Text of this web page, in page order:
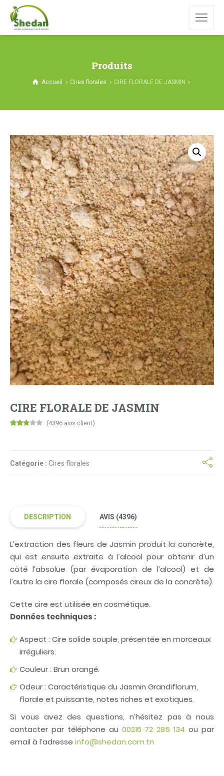
Produits
Accueil Cires florales CIRE FLORALE DE JASMIN
CIRE FLORALE DE JASMIN
basé
notations
(4396 avis client)
Catégorie : Cires florales
DESCRIPTION AVIS (4396)
L’extraction des fleurs de Jasmin produit la concrète,
qui est ensuite extraite à l’alcool pour obtenir d’un
côté l’absolue (par évaporation de l’alcool) et de
l’autre la cire florale (composés cireux de la concrète).
Cette cire est utilisée en cosmétique.
Données techniques :
Aspect : Cire solide souple, présentée en morceaux
irréguliers.
Couleur : Brun orangé.
Odeur : Caractéristique du Jasmin Grandiflorum,
florale et puissante, notes riches et exotiques.
Si vous avez des questions, n’hésitez pas à nous
contacter par téléphone au 00216 72 285 134 ou par
email à l’adresse info@shedan.com.tn